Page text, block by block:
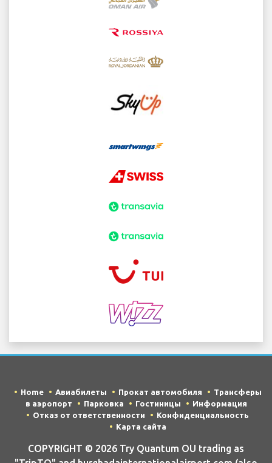
Home Авиабилеты Прокат автомобиля
Трансферы
в аэропорт
Парковка Гостиницы
Информация
Отказ от ответственности
Конфиденциальность
Карта сайта
COPYRIGHT © 2026 Try Quantum OU trading as